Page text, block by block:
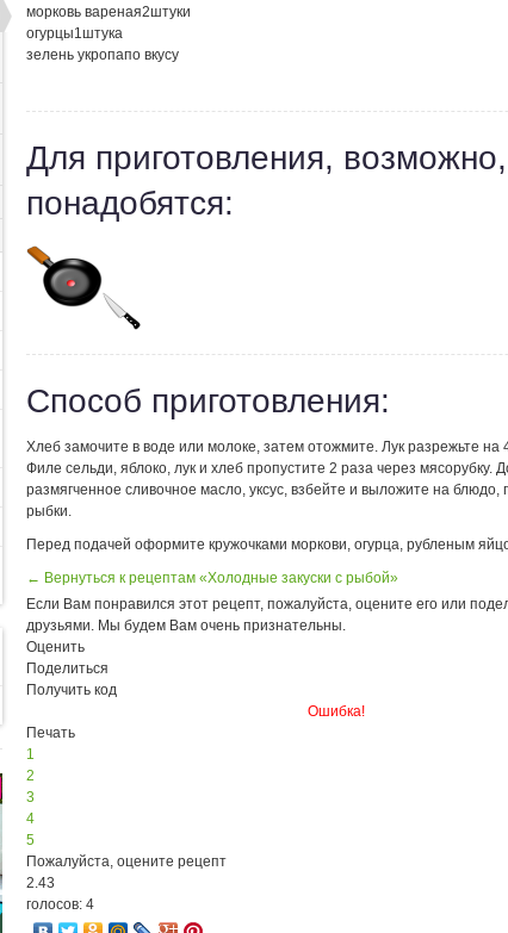
морковь вареная2штуки
огурцы1 штука
зелень укропапо вкусу
Для приготовления,
понадобятся:
Способ приготовления:
Хлеб замочите в воде или молоке, затем отожмите. Лук разрежьте на
Филе сельди, яблоко, лук и хлеб пропустите 2 раза через мясорубку.
размягченное сливочное масло, уксус, взбейте и выложите на
рыбки.
Перед подачей оформите кружочками моркови, огурца, рубленым
← Вернуться к рецептам «Холодные закуски с рыбой»
Если Вам понравился этот рецепт, пожалуйста, оцените его или
друзьями. Мы будем Вам очень признательны.
Оценить
Поделиться
Получить код
Ошибка!
Печать
1
2
3
4
5
Пожалуйста, оцените рецепт
2.43
голосов: 4